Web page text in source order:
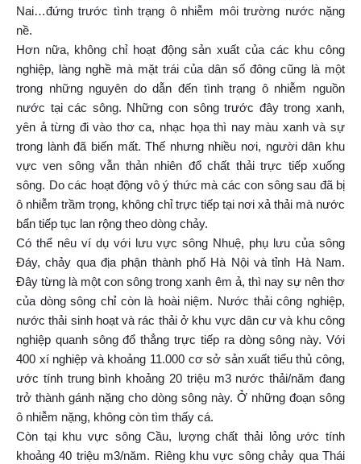
Nai…đứng trước tình trạng ô nhiễm môi trường nước nặng
nề.
Hơn nữa, không chỉ hoạt động sản xuất của các khu công
nghiệp, làng nghề mà mặt trái của dân số đông cũng là một
trong những nguyên do dẫn đến tình trạng ô nhiễm nguồn
nước tại các sông. Những con sông trước đây trong xanh,
yên ả từng đi vào thơ ca, nhạc họa thì nay màu xanh và sự
trong lành đã biến mất. Thế nhưng nhiều nơi, người dân khu
vực ven sông vẫn thản nhiên đổ chất thải trực tiếp xuống
sông. Do các hoạt động vô ý thức mà các con sông sau đã bị
ô nhiễm trầm trọng, không chỉ trực tiếp tại nơi xả thải mà nước
bẩn tiếp tục lan rộng theo dòng chảy.
Có thể nêu ví dụ với lưu vực sông Nhuệ, phụ lưu của sông
Đáy, chảy qua địa phận thành phố Hà Nội và tỉnh Hà Nam.
Đây từng là một con sông trong xanh êm ả, thì nay sự nên thơ
của dòng sông chỉ còn là hoài niệm. Nước thải công nghiệp,
nước thải sinh hoạt và rác thải ở khu vực dân cư và khu công
nghiệp quanh sông đổ thẳng trực tiếp ra dòng sông này. Với
400 xí nghiệp và khoảng 11.000 cơ sở sản xuất tiểu thủ công,
ước tính trung bình khoảng 20 triệu m3 nước thải/năm đang
trở thành gánh nặng cho dòng sông này. Ở những đoạn sông
ô nhiễm nặng, không còn tìm thấy cá.
Còn tại khu vực sông Cầu, lượng chất thải lỏng ước tính
khoảng 40 triệu m3/năm. Riêng khu vực sông chảy qua Thái